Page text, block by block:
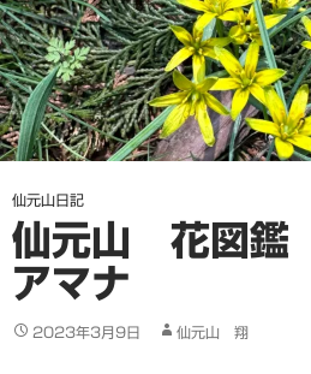
仙元山日記
仙元山 花図鑑
アマナ
2023年3月9日 仙元山 翔